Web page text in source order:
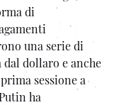
di
una serie di
dollaro e anche
sessione a
ha